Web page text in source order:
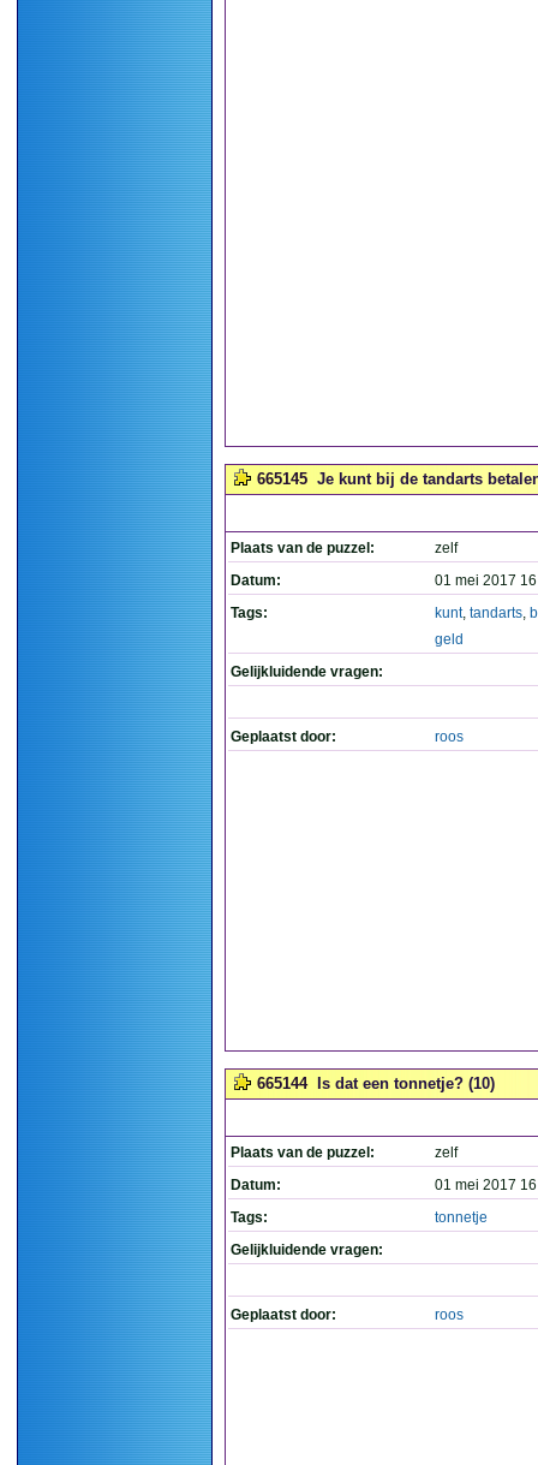
665145 Je kunt bij de tandarts
Plaats van de puzzel:
zelf
Datum:
01 mei 2017
Tags:
kunt, tandarts,
geld
Gelijkluidende vragen:
Geplaatst door: roos
665144 Is dat een tonnetje? (10)
Plaats van de puzzel:
zelf
Datum:
01 mei 2017
Tags:
tonnetje
Gelijkluidende vragen:
Geplaatst door: roos